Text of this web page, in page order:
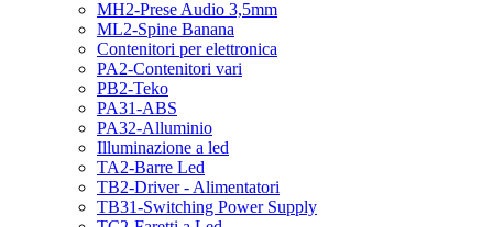
MH2-Prese Audio 3,5mm
ML2-Spine Banana
Contenitori per elettronica
PA2-Contenitori vari
PB2-Teko
PA31-ABS
PA32-Alluminio
Illuminazione a led
TA2-Barre Led
TB2-Driver - Alimentatori
TB31-Switching Power Supply